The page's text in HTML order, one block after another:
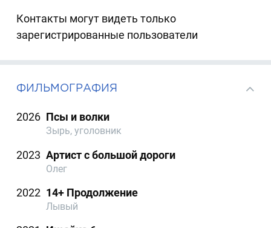
Контакты могут видеть только
зарегистрированные пользователи
ФИЛЬМОГРАФИЯ
2026 Псы и волки
Зырь, уголовник
2023 Артист с большой дороги
Олег
2022 14+ Продолжение
Лывый